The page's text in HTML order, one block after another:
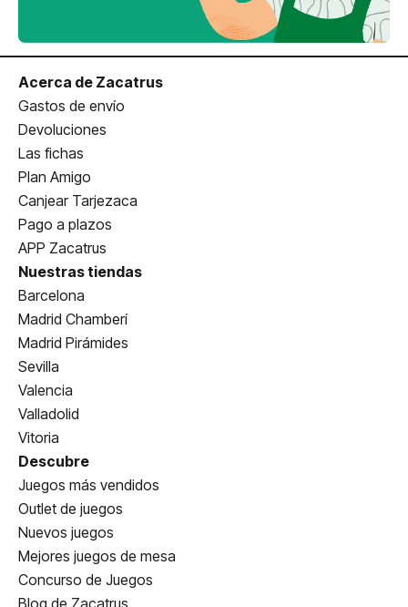
Acerca de Zacatrus
Gastos de envío
Devoluciones
Las fichas
Plan Amigo
Canjear Tarjezaca
Pago a plazos
APP Zacatrus
Nuestras tiendas
Barcelona
Madrid Chamberí
Madrid Pirámides
Sevilla
Valencia
Valladolid
Vitoria
Descubre
Juegos más vendidos
Outlet de juegos
Nuevos juegos
Mejores juegos de mesa
Concurso de Juegos
Blog de Zacatrus